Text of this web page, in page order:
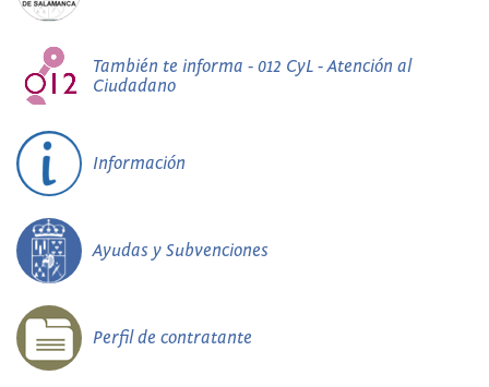
También te informa - 012 CyL - Atención al
Ciudadano
Información
Ayudas y Subvenciones
Perfil de contratante